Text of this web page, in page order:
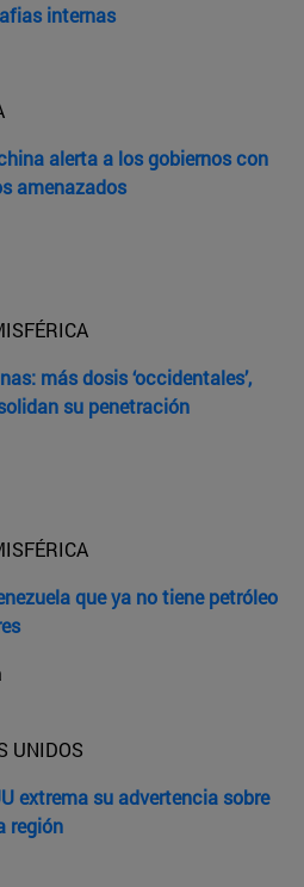
internas
alerta a los gobiernos con
amenazados
más dosis ‘occidentales’,
su penetración
que ya no tiene petróleo
UNIDOS
extrema su advertencia sobre
región